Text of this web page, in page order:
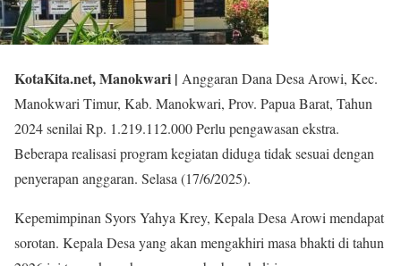
KotaKita.net, Manokwari | Anggaran Dana Desa Arowi, Kec.
Manokwari Timur, Kab. Manokwari, Prov. Papua Barat, Tahun
2024 senilai Rp. 1.219.112.000 Perlu pengawasan ekstra.
Beberapa realisasi program kegiatan diduga tidak sesuai dengan
penyerapan anggaran. Selasa (17/6/2025).
Kepemimpinan Syors Yahya Krey, Kepala Desa Arowi mendapat
sorotan. Kepala Desa yang akan mengakhiri masa bhakti di tahun